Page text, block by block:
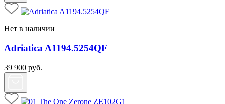
Нет в наличии
Adriatica A1194.5254QF
39 900 руб.